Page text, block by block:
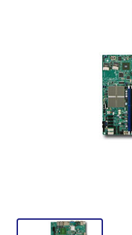
弊社の強み